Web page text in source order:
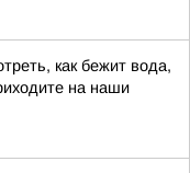
как бежит вода,
на наши